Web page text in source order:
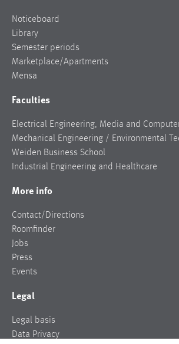
Noticeboard
Library
Semester periods
Marketplace/Apartments
Mensa
Faculties
Electrical Engineering, Media and
Mechanical Engineering / Environmental
Weiden Business School
Industrial Engineering and Healthcare
More info
Contact/Directions
Roomfinder
Jobs
Press
Events
Legal
Legal basis
Data Privacy